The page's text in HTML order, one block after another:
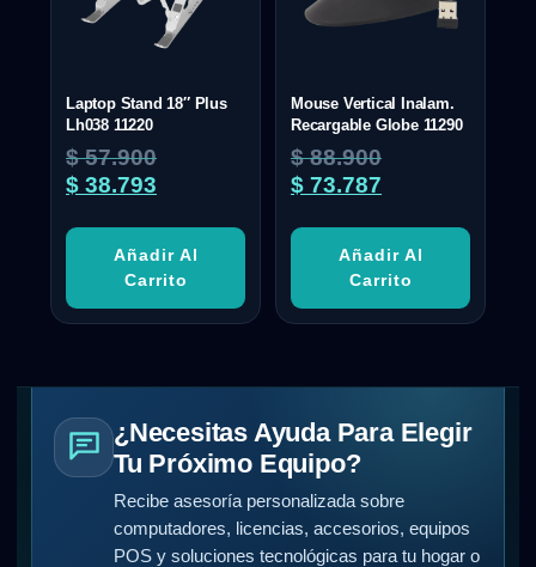
Laptop Stand 18″ Plus
Lh038 11220
$57.900
$ 38.793
Añadir Al
Carrito
Mouse Vertical Inalam.
Recargable Globe 11290
$88.900
$ 73.787
Añadir Al
Carrito
¿Necesitas Ayuda Para Elegir
Tu Próximo Equipo?
Recibe asesoría personalizada sobre
computadores, licencias, accesorios, equipos
POS y soluciones tecnológicas para tu hogar o